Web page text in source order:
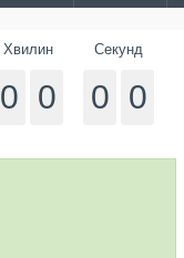
Хвилин
0 0
Секунд
0 0